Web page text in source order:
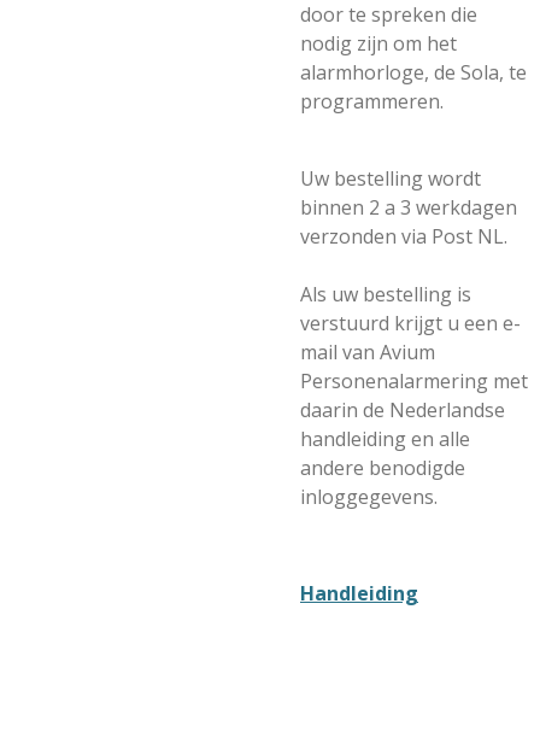
door te spreken die
nodig zijn om het
alarmhorloge, de Sola, te
programmeren.
Uw bestelling wordt
binnen 2 a 3 werkdagen
verzonden via Post NL.
Als uw bestelling is
verstuurd krijgt u een e-
mail van Avium
Personenalarmering met
daarin de Nederlandse
handleiding en alle
andere benodigde
inloggegevens.
Handleiding